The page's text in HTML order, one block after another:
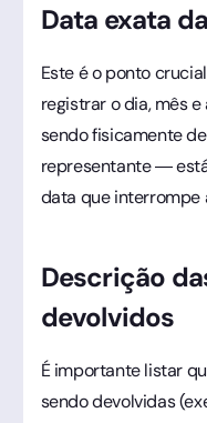
Data exata
Este é o ponto
registrar o dia, mês
sendo fisicamente
representante —
data que interrompe
Descrição
devolvidos
É importante listar
sendo devolvidas